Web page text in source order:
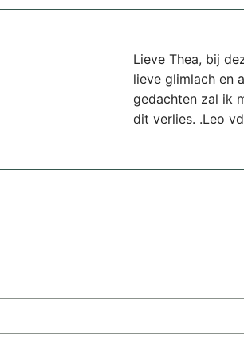
Lieve Thea, bij
lieve glimlach en
gedachten zal ik
dit verlies. .Leo